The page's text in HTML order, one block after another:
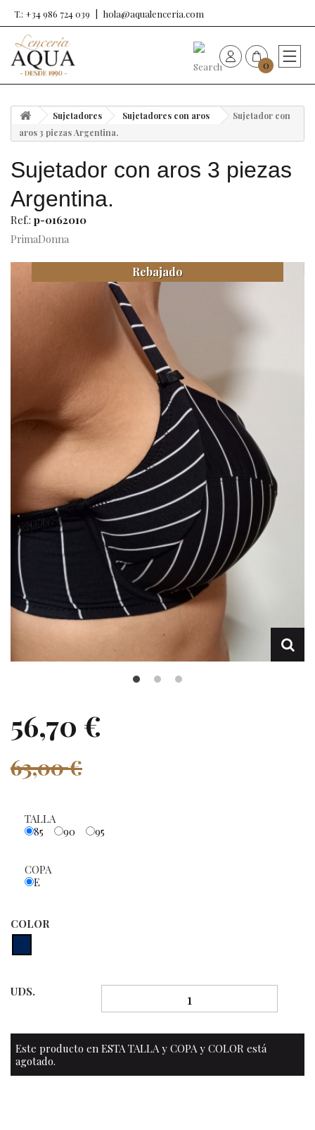
T.: +34 986 724 039 hola@aqualenceria.com
0
Nueva colección
Sujetadores
Bragas
Ropa y complementos
Lencería
Prendas moldeadoras
Hombre
Ortopedia
Outlet
Sujetadores Sujetadores con aros
Sujetador con
aros 3 piezas Argentina.
Sujetador con aros 3 piezas
Argentina.
Ref.: p-0162010
PrimaDonna
Rebajado
56,70 €
63,00 €
TALLA
85
90 95
COPA
E
COLOR
UDS.
Este producto en ESTA TALLA y COPA y COLOR está
agotado.